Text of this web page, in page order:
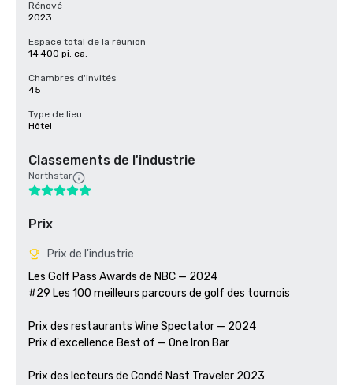
Rénové
2023
Espace total de la réunion
14 400 pi. ca.
Chambres d'invités
45
Type de lieu
Hôtel
Classements de l'industrie
Northstar
Prix
Prix de l'industrie
Les Golf Pass Awards de NBC — 2024
#29 Les 100 meilleurs parcours de golf des tournois
Prix des restaurants Wine Spectator — 2024
Prix d'excellence Best of — One Iron Bar
Prix des lecteurs de Condé Nast Traveler 2023